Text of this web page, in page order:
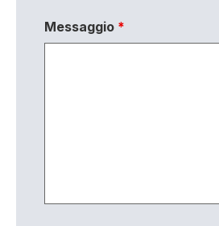
Messaggio *